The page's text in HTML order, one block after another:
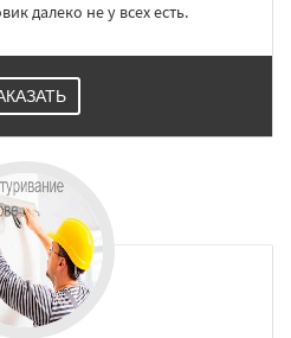
далеко не у всех есть.